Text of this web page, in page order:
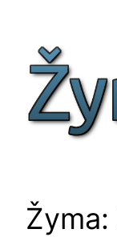
turinio
Žyma: